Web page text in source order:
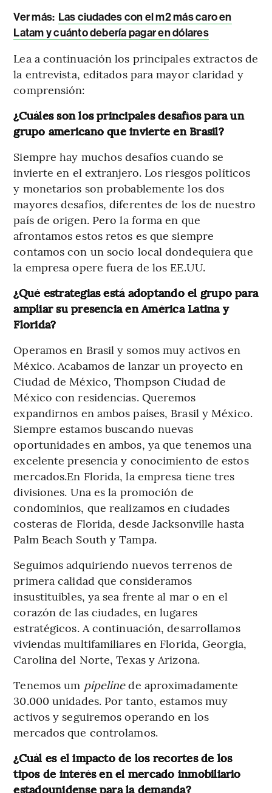
Ver más: Las ciudades con el m2 más caro en
Latam y cuánto debería pagar en dólares
Lea a continuación los principales extractos de
la entrevista, editados para mayor claridad y
comprensión:
¿Cuáles son los principales desafíos para un
grupo americano que invierte en Brasil?
Siempre hay muchos desafíos cuando se
invierte en el extranjero. Los riesgos políticos
y monetarios son probablemente los dos
mayores desafíos, diferentes de los de nuestro
país de origen. Pero la forma en que
afrontamos estos retos es que siempre
contamos con un socio local dondequiera que
la empresa opere fuera de los EE.UU.
¿Qué estrategias está adoptando el grupo para
ampliar su presencia en América Latina y
Florida?
Operamos en Brasil y somos muy activos en
México. Acabamos de lanzar un proyecto en
Ciudad de México, Thompson Ciudad de
México con residencias. Queremos
expandirnos en ambos países, Brasil y México.
Siempre estamos buscando nuevas
oportunidades en ambos, ya que tenemos una
excelente presencia y conocimiento de estos
mercados.En Florida, la empresa tiene tres
divisiones. Una es la promoción de
condominios, que realizamos en ciudades
costeras de Florida, desde Jacksonville hasta
Palm Beach South y Tampa.
Seguimos adquiriendo nuevos terrenos de
primera calidad que consideramos
insustituibles, ya sea frente al mar o en el
corazón de las ciudades, en lugares
estratégicos. A continuación, desarrollamos
viviendas multifamiliares en Florida, Georgia,
Carolina del Norte, Texas y Arizona.
Tenemos um pipelinede aproximadamente
30.000 unidades. Por tanto, estamos muy
activos y seguiremos operando en los
mercados que controlamos.
¿Cuál es el impacto de los recortes de los
tipos de interés en el mercado inmobiliario
estadounidense para la demanda?